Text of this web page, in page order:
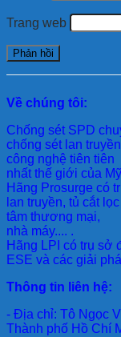
Trang web
Về chúng tôi:
Chống sét SPD
chống sét lan
công nghệ tiên tiên
nhất thế giới của
Hãng Prosurge có
lan truyền, tủ cắt
tâm thương mại,
nhà máy.... .
Hãng LPI có trụ sở
ESE và các giải
Thông tin liên hệ:
- Địa chỉ: Tô Ngọc
Thành phố Hồ Chí